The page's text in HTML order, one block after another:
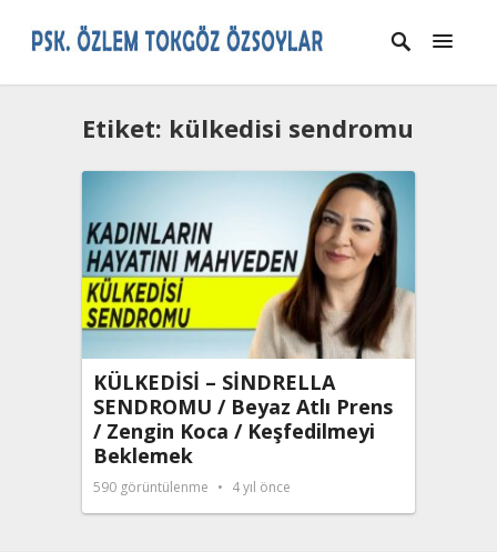
Etiket: külkedisi sendromu
KÜLKEDİSİ – SİNDRELLA
SENDROMU / Beyaz Atlı Prens
/ Zengin Koca / Keşfedilmeyi
Beklemek
590 görüntülenme 4 yıl önce